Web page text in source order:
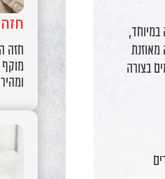
בצורה
חזה
מוקף